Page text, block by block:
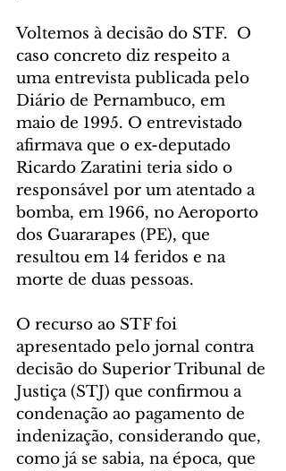
Voltemos à decisão do STF.  O
caso concreto diz respeito a
uma entrevista publicada pelo
Diário de Pernambuco, em
maio de 1995. O entrevistado
afirmava que o ex-deputado
Ricardo Zaratini teria sido o
responsável por um atentado a
bomba, em 1966, no Aeroporto
dos Guararapes (PE), que
resultou em 14 feridos e na
morte de duas pessoas.
O recurso ao STF foi
apresentado pelo jornal contra
decisão do Superior Tribunal de
Justiça (STJ) que confirmou a
condenação ao pagamento de
indenização, considerando que,
como já se sabia, na época, que